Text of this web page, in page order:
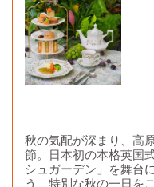
秋の気配が深まり、高
節。日本初の本格英国
シュガーデン」を舞台
う、特別な秋の一日を